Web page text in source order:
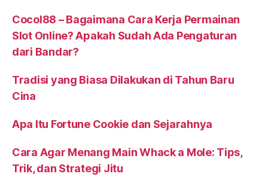
Cocol88 – Bagaimana Cara Kerja Permainan
Slot Online? Apakah Sudah Ada Pengaturan
dari Bandar?
Tradisi yang Biasa Dilakukan di Tahun Baru
Cina
Apa Itu Fortune Cookie dan Sejarahnya
Cara Agar Menang Main Whack a Mole: Tips,
Trik, dan Strategi Jitu